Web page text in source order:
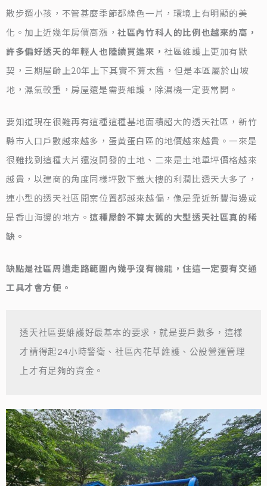
散步遛小孩，不管甚麼季節都綠色一片，環境上有明顯的美
化。加上近幾年房價高漲，社區內竹科人的比例也越來約高，
許多偏好透天的年輕人也陸續買進來，社區維護上更加有默
契，三期屋齡上20年上下其實不算太舊，但是本區屬於山坡
地，濕氣較重，房屋還是需要維護，除濕機一定要常開。
要知道現在很難再有這種這種基地面積超大的透天社區，新竹
縣市人口戶數越來越多，蛋黃蛋白區的地價越來越貴。一來是
很難找到這種大片還沒開發的土地、二來是土地單坪價格越來
越貴，以建商的角度同樣坪數下蓋大樓的利潤比透天大多了，
連小型的透天社區開案位置都越來越偏，像是靠近新豐海邊或
是香山海邊的地方。 這種屋齡不算太舊的大型透天社區真的稀
缺。
缺點是社區周遭走路範圍內幾乎沒有機能，住這一定要有交通
工具才會方便。
透天社區要維護好最基本的要求，就是要戶數多，這樣
才請得起24小時警衛、社區內花草維護、公設營運管理
上才有足夠的資金。